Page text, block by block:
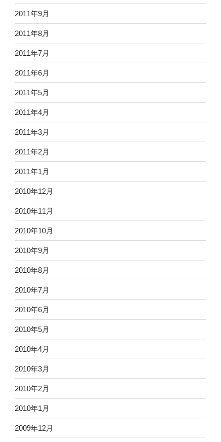
2011年9月
2011年8月
2011年7月
2011年6月
2011年5月
2011年4月
2011年3月
2011年2月
2011年1月
2010年12月
2010年11月
2010年10月
2010年9月
2010年8月
2010年7月
2010年6月
2010年5月
2010年4月
2010年3月
2010年2月
2010年1月
2009年12月